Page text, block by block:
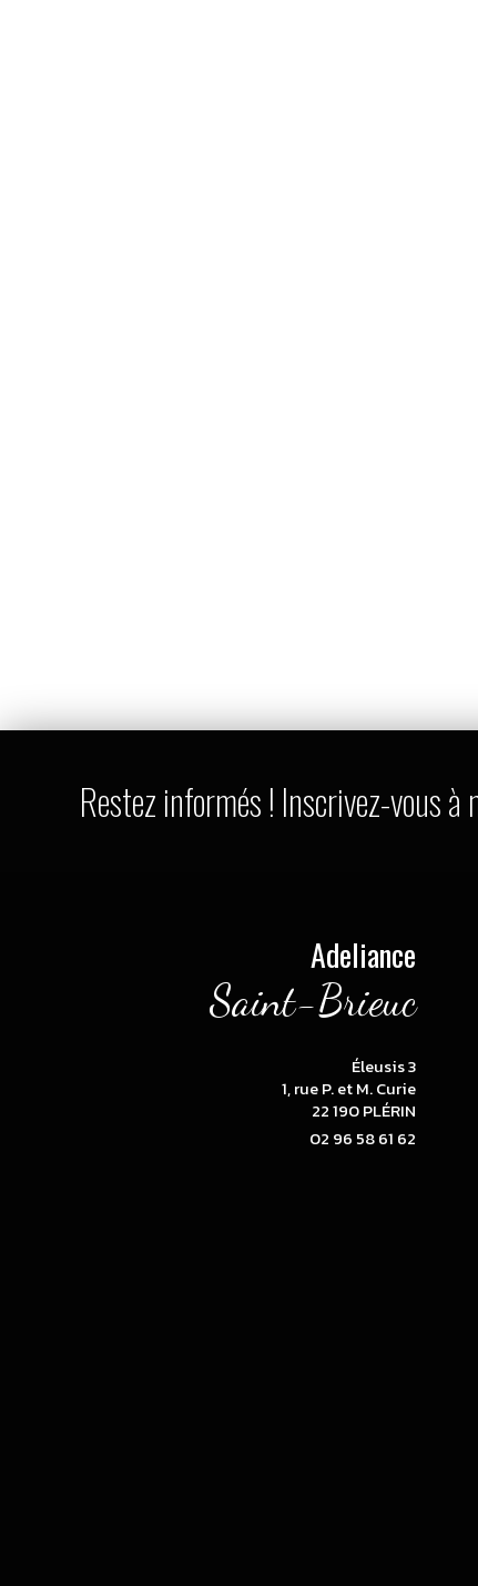
Restez informés ! Inscrivez-vous à
Adeliance
Saint-Brieuc
Éleusis 3
1, rue P. et M. Curie
22 190 PLÉRIN
02 96 58 61 62